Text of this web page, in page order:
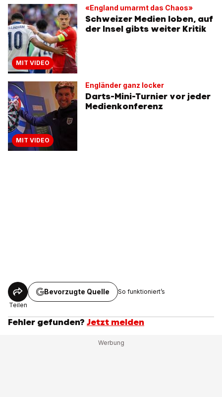
MIT VIDEO
«England umarmt das Chaos»
Schweizer Medien loben, auf
der Insel gibts weiter Kritik
MIT VIDEO
Engländer ganz locker
Darts-Mini-Turnier vor jeder
Medienkonferenz
Teilen
Bevorzugte Quelle So funktioniert’s
Fehler gefunden? Jetzt melden